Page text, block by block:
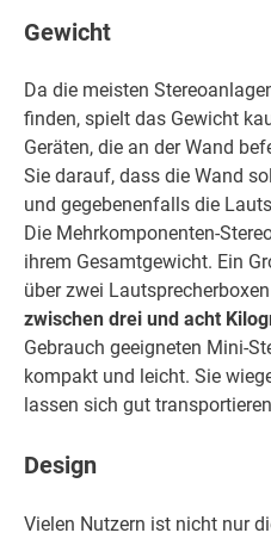
Gewicht
Da die meisten
finden, spielt das Gewicht
Geräten, die an der Wand
Sie darauf, dass die Wand
und gegebenenfalls die
Die Mehrkomponenten-
ihrem Gesamtgewicht. Ein
über zwei
zwischen drei und acht
Gebrauch geeigneten Mini-
kompakt und leicht. Sie
lassen sich gut
Design
Vielen Nutzern ist nicht nur